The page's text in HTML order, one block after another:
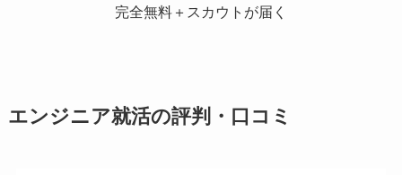
完全無料＋スカウトが届く
エンジニア就活の評判・口コミ